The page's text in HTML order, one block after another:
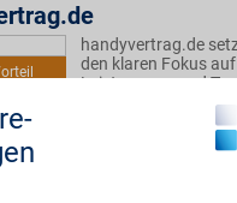
handyvertrag.de
den klaren Fokus auf
Leistung pur und
Tarife ohne Wenn
Aber. Für alle, die
günstig wollen jetzt